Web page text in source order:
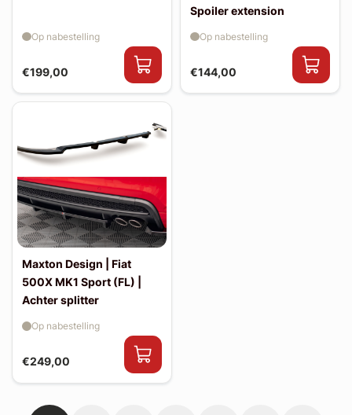
€199,00
Op nabestelling
Spoiler extension
€144,00
Op nabestelling
Maxton Design | Fiat
500X MK1 Sport (FL) |
Achter splitter
€249,00
Op nabestelling